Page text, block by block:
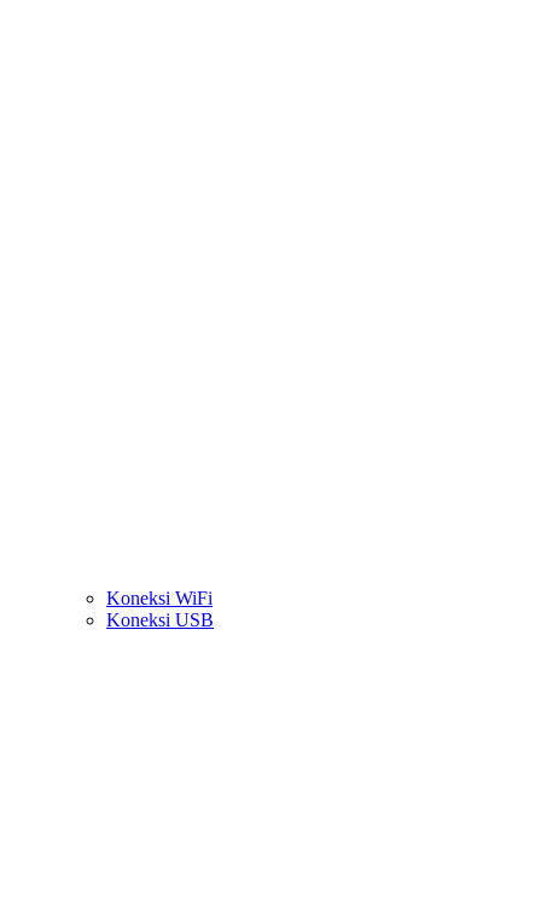
Koneksi WiFi
Koneksi USB